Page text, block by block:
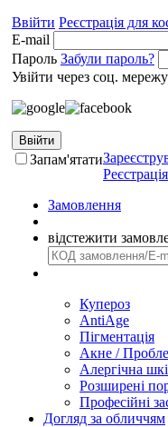
Ввійти Реєстрація для
E-mail
Пароль Забули пароль?
Увійти через соц.
Ввійти
Запам'ятати
Замовлення
відстежити
Купероз
AntiAge
Пігментація
Акне /
Алергічна
Розширені
Професійні
Догляд за обличчям